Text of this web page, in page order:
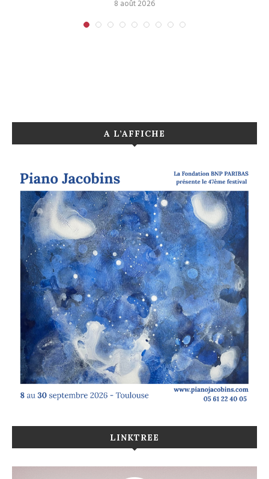
8 août 2026
A L’AFFICHE
LINKTREE